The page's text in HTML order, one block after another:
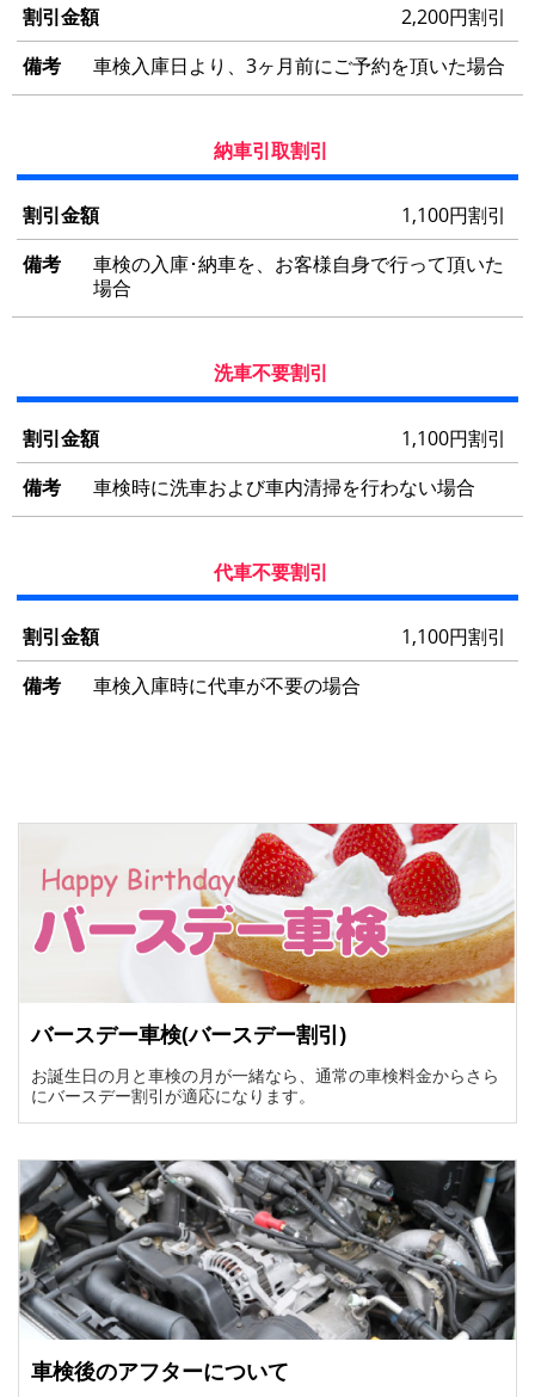
2,200円割引
車検入庫日より、3ヶ月前にご予約を頂いた場合
納車引取割引
1,100円割引
車検の入庫･納車を、お客様自身で行って頂いた
場合
洗車不要割引
1,100円割引
車検時に洗車および車内清掃を行わない場合
代車不要割引
1,100円割引
車検入庫時に代車が不要の場合
バースデー車検(バースデー割引)
お誕生日の月と車検の月が一緒なら、通常の車検料金からさら
にバースデー割引が適応になります。
車検後のアフターについて